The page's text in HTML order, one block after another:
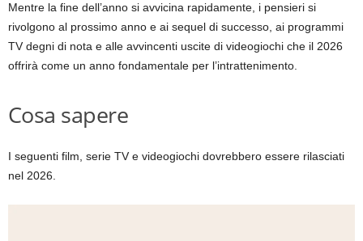
Mentre la fine dell’anno si avvicina rapidamente, i pensieri si
rivolgono al prossimo anno e ai sequel di successo, ai programmi
TV degni di nota e alle avvincenti uscite di videogiochi che il 2026
offrirà come un anno fondamentale per l’intrattenimento.
Cosa sapere
I seguenti film, serie TV e videogiochi dovrebbero essere rilasciati
nel 2026.